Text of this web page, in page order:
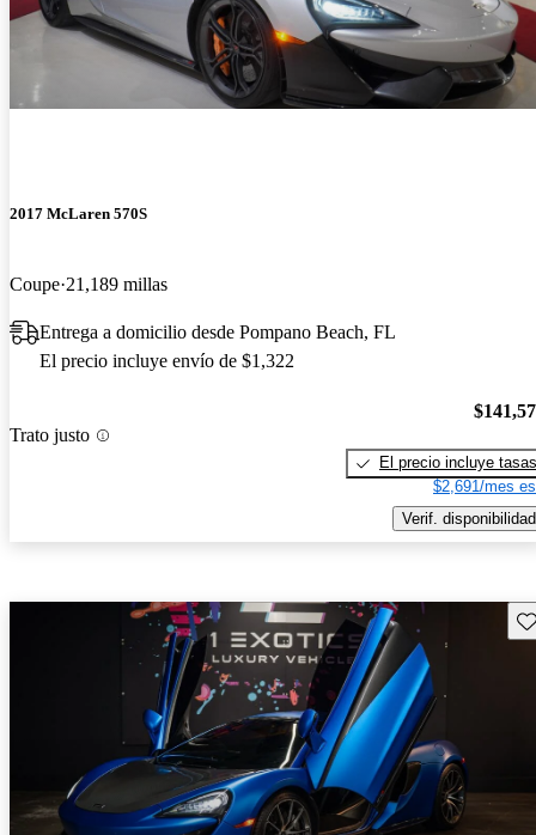
2017 McLaren 570S
Coupe 21,189 millas
Entrega a domicilio desde Pompano Beach, FL
El precio incluye envío de $1,322
Trato justo
El precio incluye tasas
$2,691/mes
Verif. disponibilidad